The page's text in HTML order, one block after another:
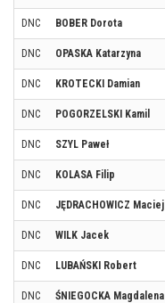
DNC BOBER Dorota
DNC OPASKA Katarzyna
DNC KROTECKI Damian
DNC POGORZELSKI Kamil
DNC SZYL Paweł
DNC KOLASA Filip
DNC JĘDRACHOWICZ Maciej
DNC WILK Jacek
DNC LUBAŃSKI Robert
DNC ŚNIEGOCKA Magdalena